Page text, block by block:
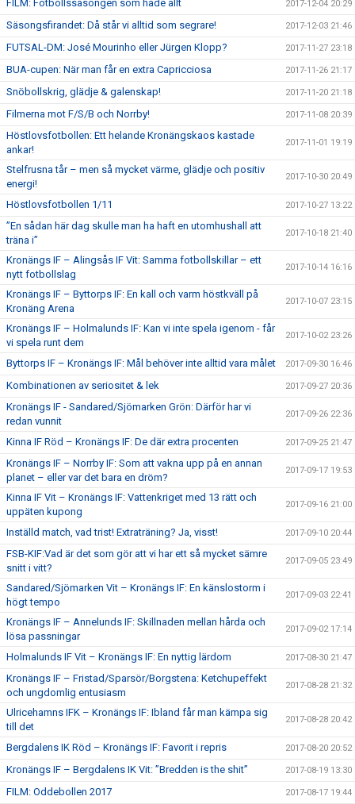
FILM: Fotbollssäsongen som hade allt 2017-12-04 20:29
Säsongsfirandet: Då står vi alltid som segrare! 2017-12-03 21:46
FUTSAL-DM: José Mourinho eller Jürgen Klopp? 2017-11-27 23:18
BUA-cupen: När man får en extra Capricciosa 2017-11-26 21:17
Snöbollskrig, glädje & galenskap! 2017-11-20 21:18
Filmerna mot F/S/B och Norrby! 2017-11-08 20:39
Höstlovsfotbollen: Ett helande Kronängskaos kastade
ankar!
2017-11-01 19:19
Stelfrusna tår – men så mycket värme, glädje och positiv
energi!
2017-10-30 20:49
Höstlovsfotbollen 1/11 2017-10-27 13:22
”En sådan här dag skulle man ha haft en utomhushall att
träna i”
2017-10-18 21:40
Kronängs IF – Alingsås IF Vit: Samma fotbollskillar – ett
nytt fotbollslag
2017-10-14 16:16
Kronängs IF – Byttorps IF: En kall och varm höstkväll på
Kronäng Arena
2017-10-07 23:15
Kronängs IF – Holmalunds IF: Kan vi inte spela igenom - får
vi spela runt dem
2017-10-02 23:26
Byttorps IF – Kronängs IF: Mål behöver inte alltid vara målet 2017-09-30 16:46
Kombinationen av seriositet & lek 2017-09-27 20:36
Kronängs IF - Sandared/Sjömarken Grön: Därför har vi
redan vunnit
2017-09-26 22:36
Kinna IF Röd – Kronängs IF: De där extra procenten 2017-09-25 21:47
Kronängs IF – Norrby IF: Som att vakna upp på en annan
planet – eller var det bara en dröm?
2017-09-17 19:53
Kinna IF Vit – Kronängs IF: Vattenkriget med 13 rätt och
uppäten kupong
2017-09-16 21:00
Inställd match, vad trist! Extraträning? Ja, visst! 2017-09-10 20:44
FSB-KIF:Vad är det som gör att vi har ett så mycket sämre
snitt i vitt?
2017-09-05 23:49
Sandared/Sjömarken Vit – Kronängs IF: En känslostorm i
högt tempo
2017-09-03 22:41
Kronängs IF – Annelunds IF: Skillnaden mellan hårda och
lösa passningar
2017-09-02 17:14
Holmalunds IF Vit – Kronängs IF: En nyttig lärdom 2017-08-30 21:47
Kronängs IF – Fristad/Sparsör/Borgstena: Ketchupeffekt
och ungdomlig entusiasm
2017-08-28 21:32
Ulricehamns IFK – Kronängs IF: Ibland får man kämpa sig
till det
2017-08-28 20:42
Bergdalens IK Röd – Kronängs IF: Favorit i repris 2017-08-20 20:52
Kronängs IF – Bergdalens IK Vit: ”Bredden is the shit” 2017-08-19 13:30
FILM: Oddebollen 2017 2017-08-17 19:44